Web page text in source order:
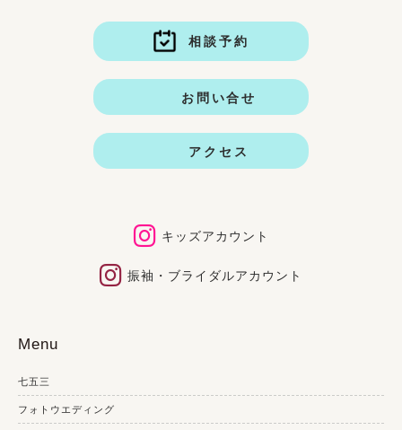
相談予約
お問い合せ
アクセス
キッズアカウント
振袖・ブライダルアカウント
Menu
七五三
フォトウエディング